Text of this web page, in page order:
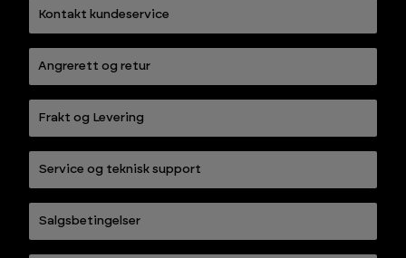
Kontakt kundeservice
Angrerett og retur
Frakt og Levering
Service og teknisk support
Salgsbetingelser